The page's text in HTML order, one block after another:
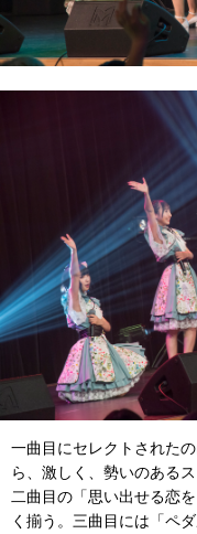
一曲目にセレクトされた
ら、激しく、勢いのある
二曲目の「思い出せる恋
く揃う。三曲目には「ペ